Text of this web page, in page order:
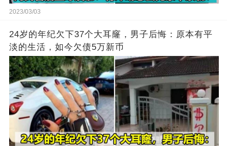
2023/03/03
24岁的年纪欠下37个大耳窿，男子后悔：原本有平
淡的生活，如今欠债5万新币